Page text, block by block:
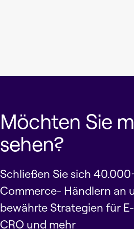
Möchten Sie
sehen?
Schließen Sie sich
Commerce- Händlern an
bewährte Strategien für
CRO und mehr